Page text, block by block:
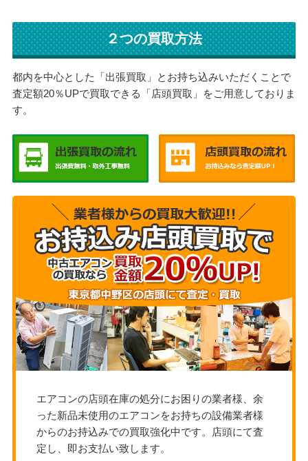
２つの買取方法
都内を中心とした「出張買取」とお持ち込みいただくことで
査定額20％UPで買取できる「店頭買取」をご用意しておりま
す。
エアコンの店頭在庫の処分にお困りの業者様、余
った新品未使用のエアコンをお持ちの設備業者様
からのお持込みでの買取強化中です。店頭にて査
定し、即お支払い致します。